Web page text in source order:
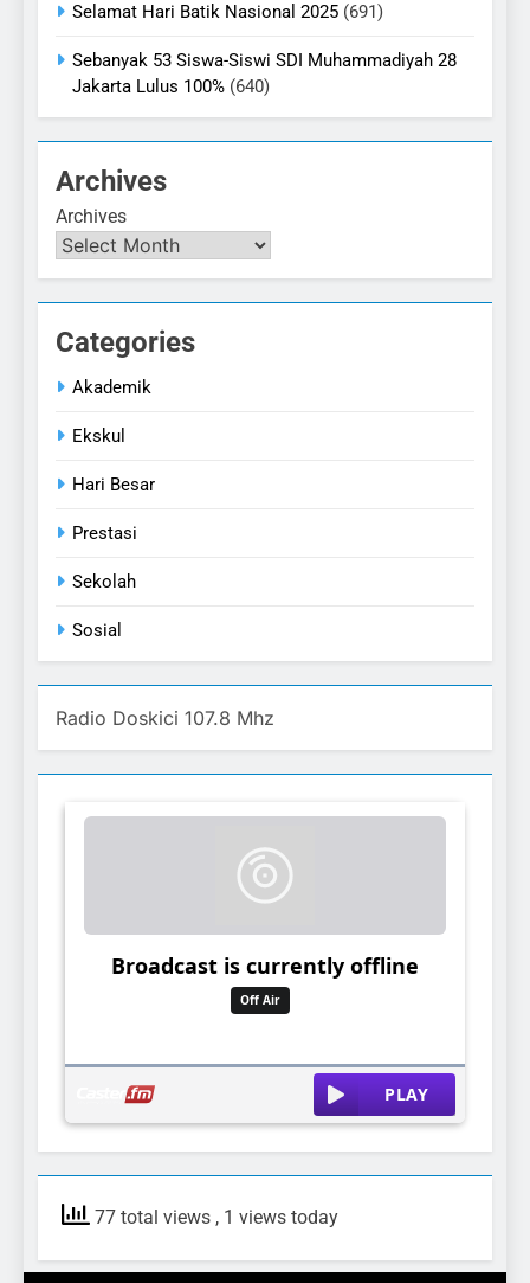
Selamat Hari Batik Nasional 2025 (691)
Sebanyak 53 Siswa-Siswi SDI Muhammadiyah 28
Jakarta Lulus 100% (640)
Archives
Archives
Categories
Akademik
Ekskul
Hari Besar
Prestasi
Sekolah
Sosial
Radio Doskici 107.8 Mhz
77 total views , 1 views today